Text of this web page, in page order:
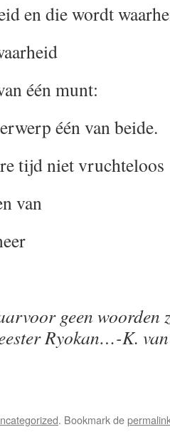
en die wordt
één munt:
één van beide.
tijd niet vruchteloos
van
geen
Ryokan…-K.
. Bookmark de